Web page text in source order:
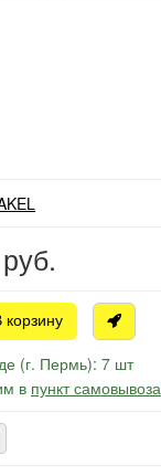
руб.
корзину
(г. Пермь): 7 шт
в пункт самовывоза